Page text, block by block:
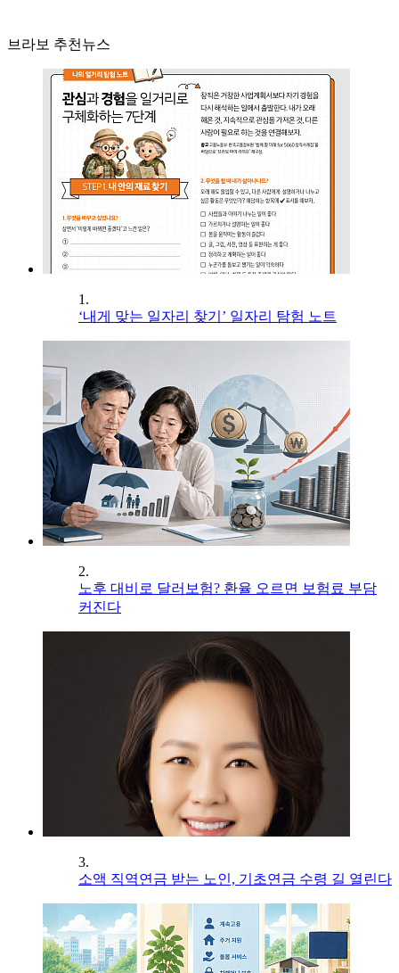
브라보 추천뉴스
1.
‘내게 맞는 일자리 찾기’ 일자리 탐험 노트
2.
노후 대비로 달러보험? 환율 오르면 보험료 부담
커진다
3.
소액 직역연금 받는 노인, 기초연금 수령 길 열린다